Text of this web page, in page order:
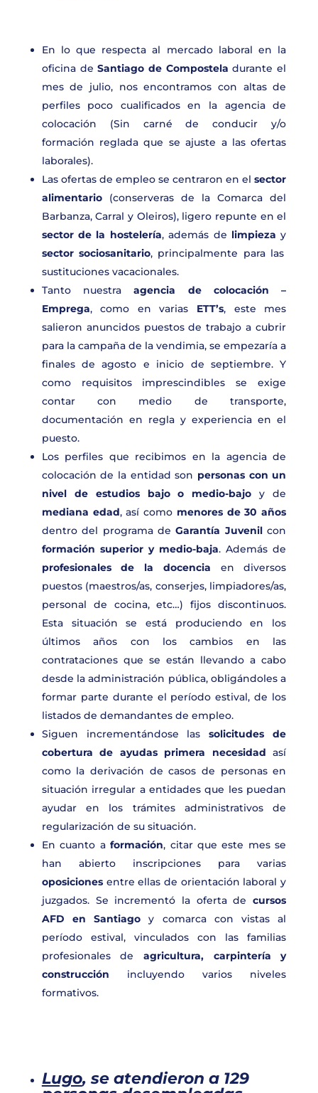
En lo que respecta al mercado laboral en la
oficina deSantiago de Compostela durante el
mes de julio, nos encontramos con altas de
perfiles poco cualificados en la agencia de
colocación (Sin carné de conducir y/o
formación reglada que se ajuste a las ofertas
laborales).
Las ofertas de empleo se centraron en elsector
alimentario(conserveras de la Comarca del
Barbanza, Carral y Oleiros), ligero repunte en el
sector de la hostelería, además de limpieza y
sector sociosanitario, principalmente para las
sustituciones vacacionales.
Tanto nuestraagencia de colocación –
Emprega, como en varias ETT’s, este mes
salieron anuncidos puestos de trabajo a cubrir
para la campaña de la vendimia, se empezaría a
finales de agosto e inicio de septiembre. Y
como requisitos imprescindibles se exige
contar con medio de transporte,
documentación en regla y experiencia en el
puesto.
Los perfiles que recibimos en la agencia de
colocación de la entidad son personas con un
nivel de estudios bajo o medio-bajo y de
mediana edad, así como menores de 30 años
dentro del programa deGarantía Juvenilcon
formación superior y medio-baja. Además de
profesionales de la docencia en diversos
puestos (maestros/as, conserjes, limpiadores/as,
personal de cocina, etc…) fijos discontinuos.
Esta situación se está produciendo en los
últimos años con los cambios en las
contrataciones que se están llevando a cabo
desde la administración pública, obligándoles a
formar parte durante el período estival, de los
listados de demandantes de empleo.
Siguen incrementándose lassolicitudes de
cobertura de ayudas primera necesidad así
como la derivación de casos de personas en
situación irregular a entidades que les puedan
ayudar en los trámites administrativos de
regularización de su situación.
En cuanto aformación, citar que este mes se
han abierto inscripciones para varias
oposicionesentre ellas de orientación laboral y
juzgados. Se incrementó la oferta decursos
AFD en Santiago y comarca con vistas al
período estival, vinculados con las familias
profesionales de agricultura, carpintería y
construcción incluyendo varios niveles
formativos.
Lugo, se atendieron a 129